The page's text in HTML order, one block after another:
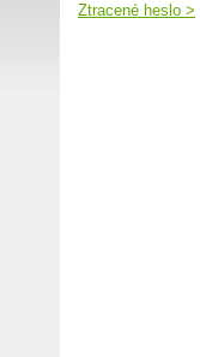
Ztracené heslo >